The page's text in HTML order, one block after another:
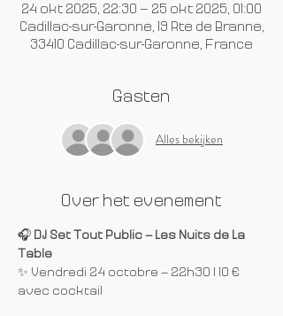
24 okt 2025, 22:30 – 25 okt 2025, 01:00
Cadillac-sur-Garonne, 19 Rte de Branne,
33410 Cadillac-sur-Garonne, France
Gasten
Alles bekijken
Over het evenement
🎧 DJ Set Tout Public – Les Nuits de La
Table
✨ Vendredi 24 octobre – 22h30 | 10 €
avec cocktail